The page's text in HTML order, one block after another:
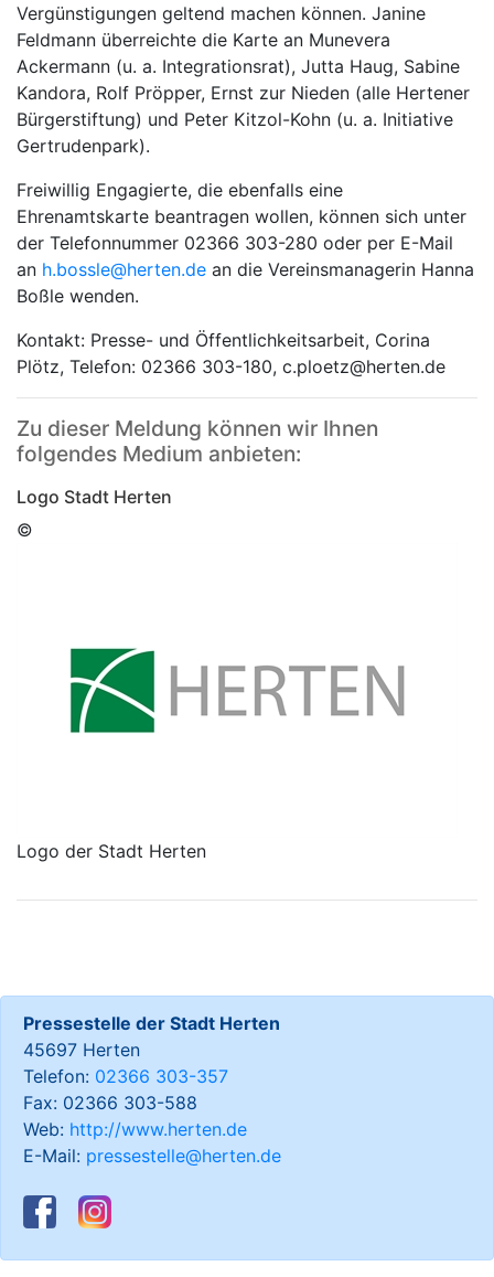
Vergünstigungen geltend machen können. Janine
Feldmann überreichte die Karte an Munevera
Ackermann (u. a. Integrationsrat), Jutta Haug, Sabine
Kandora, Rolf Pröpper, Ernst zur Nieden (alle Hertener
Bürgerstiftung) und Peter Kitzol-Kohn (u. a. Initiative
Gertrudenpark).
Freiwillig Engagierte, die ebenfalls eine
Ehrenamtskarte beantragen wollen, können sich unter
der Telefonnummer 02366 303-280 oder per E-Mail
an h.bossle@herten.de an die Vereinsmanagerin Hanna
Boßle wenden.
Kontakt: Presse- und Öffentlichkeitsarbeit, Corina
Plötz, Telefon: 02366 303-180, c.ploetz@herten.de
Zu dieser Meldung können wir Ihnen
folgendes Medium anbieten:
Logo Stadt Herten
©
Logo der Stadt Herten
Pressestelle der Stadt Herten
45697 Herten
Telefon: 02366 303-357
Fax: 02366 303-588
Web: http://www.herten.de
E-Mail: pressestelle@herten.de